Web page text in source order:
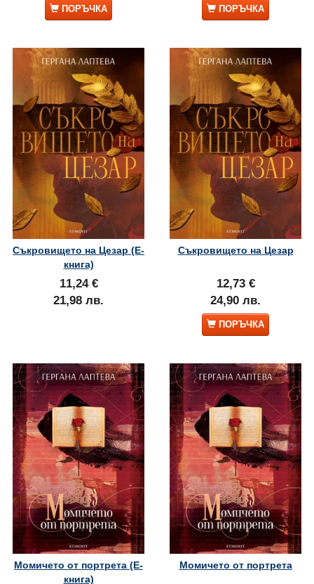
ПОРЪЧКА ПОРЪЧКА
Съкровището на Цезар (Е-
книга)
11,24 €
21,98 лв.
Съкровището на Цезар
12,73 €
24,90 лв.
ПОРЪЧКА
Момичето от портрета (Е-
книга)
Момичето от портрета